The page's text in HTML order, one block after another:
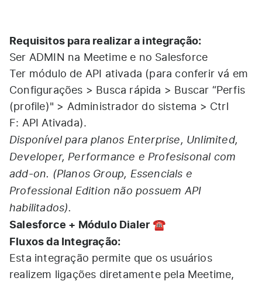
Requisitos para realizar a integração:
Ser ADMIN na Meetime e no Salesforce
Ter módulo de API ativada (para conferir vá em
Configurações > Busca rápida > Buscar “Perfis
(profile)" > Administrador do sistema > Ctrl
F: API Ativada).
Disponível para planos Enterprise, Unlimited,
Developer, Performance e Profesisonal com
add-on. (Planos Group, Essencials e
Professional Edition não possuem API
habilitados).
Salesforce + Módulo Dialer ☎️
Fluxos da Integração:
Esta integração permite que os usuários
realizem ligações diretamente pela Meetime,